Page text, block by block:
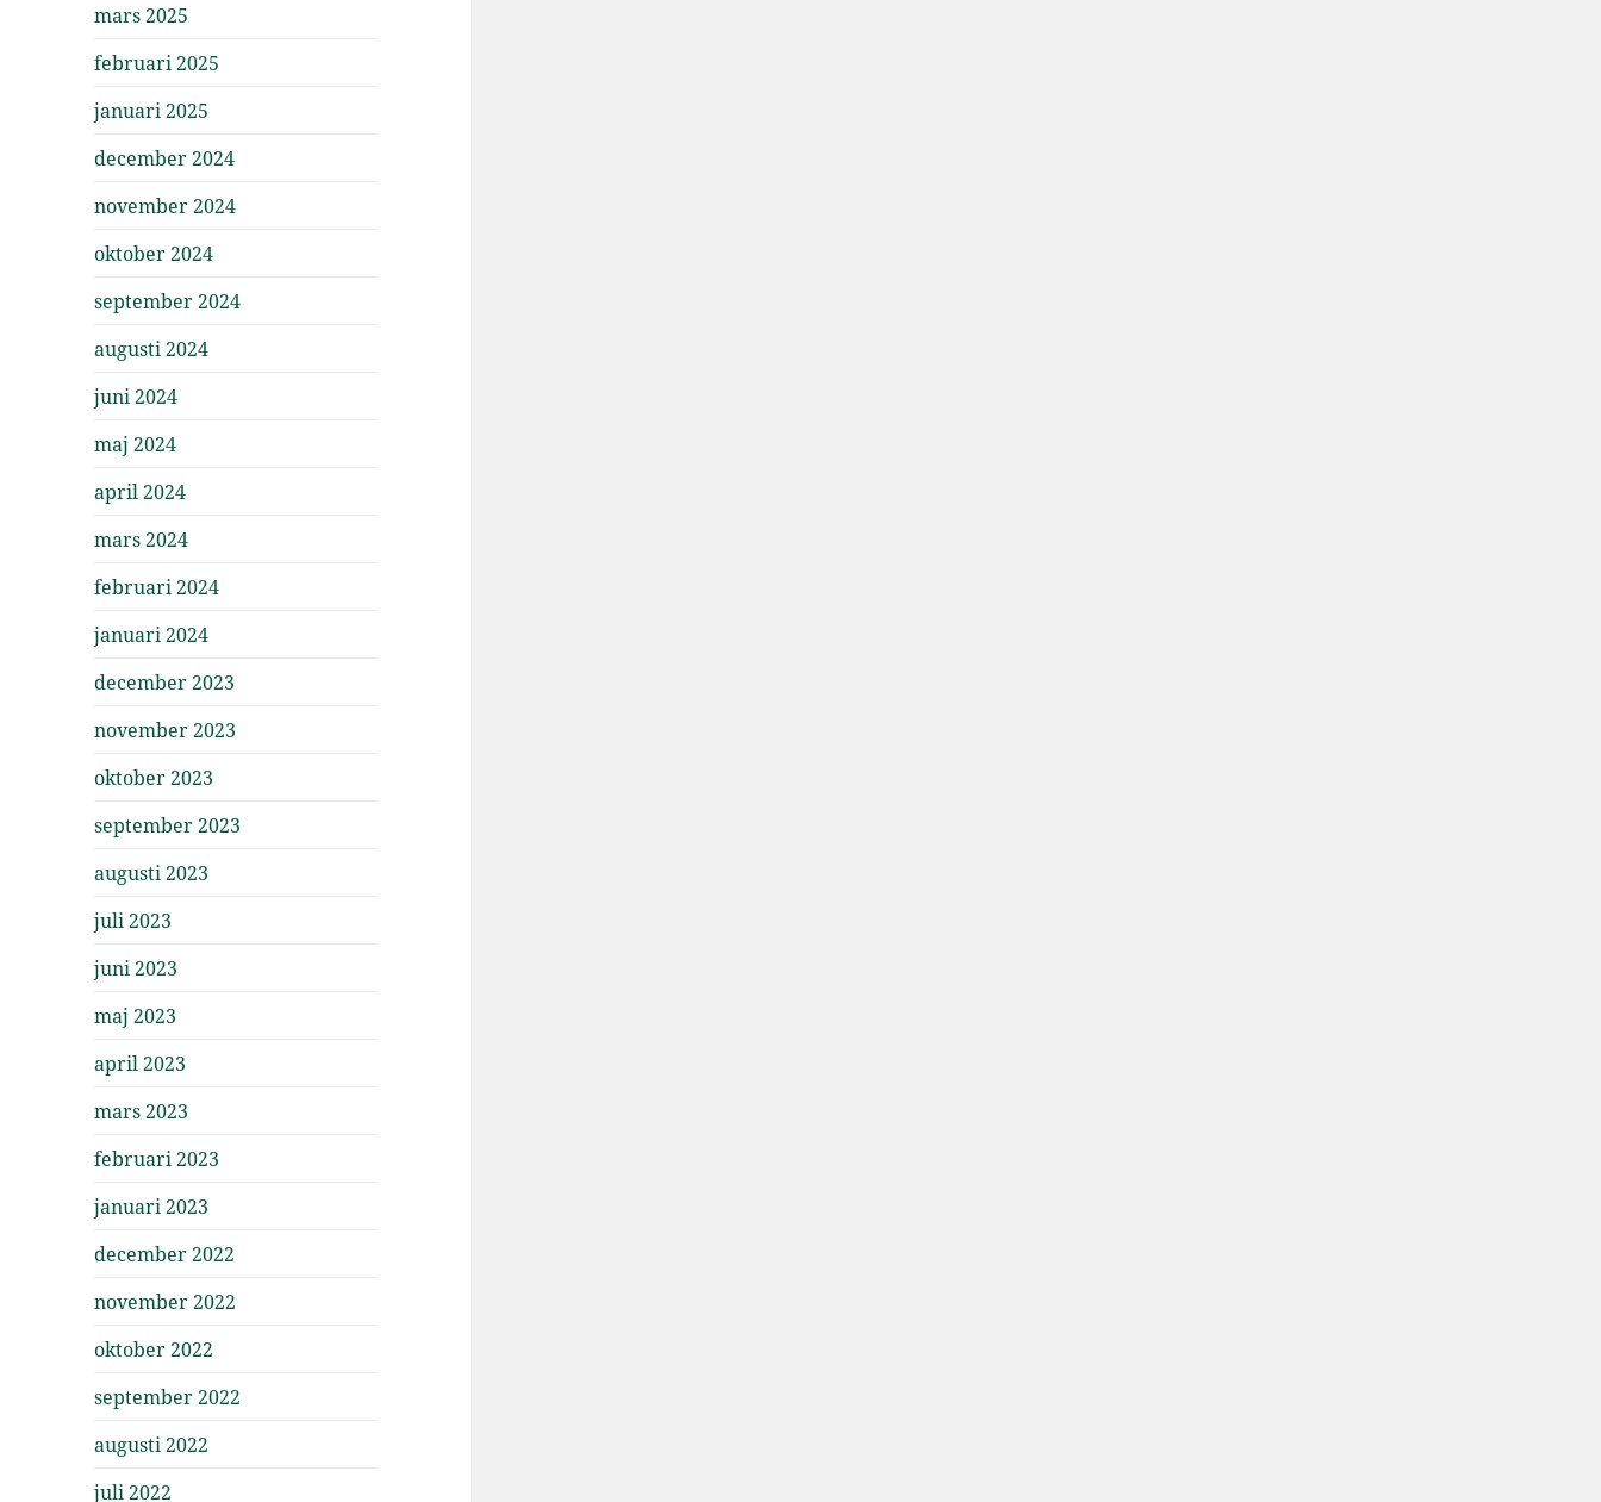
mars 2025
februari 2025
januari 2025
december 2024
november 2024
oktober 2024
september 2024
augusti 2024
juni 2024
maj 2024
april 2024
mars 2024
februari 2024
januari 2024
december 2023
november 2023
oktober 2023
september 2023
augusti 2023
juli 2023
juni 2023
maj 2023
april 2023
mars 2023
februari 2023
januari 2023
december 2022
november 2022
oktober 2022
september 2022
augusti 2022
juli 2022